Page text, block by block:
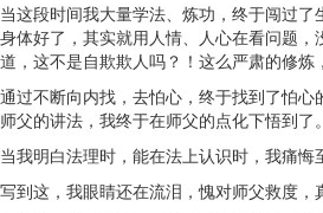
当这段时间我大量学法、炼功，终于闯过
身体好了，其实就用人情、人心在看问题
道，这不是自欺欺人吗？！这么严肃的修炼
通过不断向内找，去怕心，终于找到了怕
师父的讲法，我终于在师父的点化下悟到了。
当我明白法理时，能在法上认识时，我痛悔
写到这，我眼睛还在流泪，愧对师父救度